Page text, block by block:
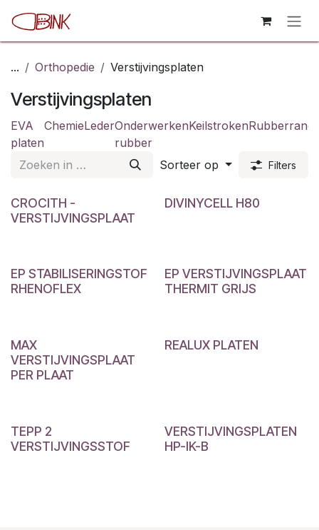
... Orthopedie Verstijvingsplaten
Verstijvingsplaten
EVA
platen
ChemieLederOnderwerken
rubber
Keilstroken
Sorteer op Filters
CROCITH -
VERSTIJVINGSPLAAT
DIVINYCELL H80
EP STABILISERINGSTOF
RHENOFLEX
EP VERSTIJVINGSPLAAT
THERMIT GRIJS
MAX
VERSTIJVINGSPLAAT
PER PLAAT
REALUX PLATEN
TEPP 2
VERSTIJVINGSSTOF
VERSTIJVINGSPLATEN
HP-IK-B